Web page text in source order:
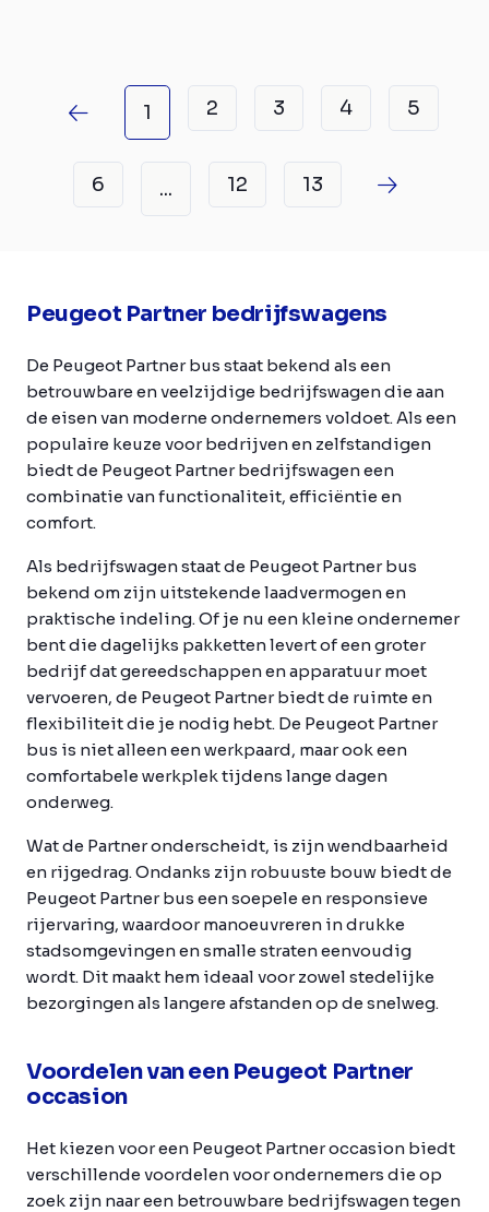
1 2 3 4 5
6 ... 12 13
Peugeot Partner bedrijfswagens
De Peugeot Partner bus staat bekend als een
betrouwbare en veelzijdige bedrijfswagen die aan
de eisen van moderne ondernemers voldoet. Als een
populaire keuze voor bedrijven en zelfstandigen
biedt de Peugeot Partner bedrijfswagen een
combinatie van functionaliteit, efficiëntie en
comfort.
Als bedrijfswagen staat de Peugeot Partner bus
bekend om zijn uitstekende laadvermogen en
praktische indeling. Of je nu een kleine ondernemer
bent die dagelijks pakketten levert of een groter
bedrijf dat gereedschappen en apparatuur moet
vervoeren, de Peugeot Partner biedt de ruimte en
flexibiliteit die je nodig hebt. De Peugeot Partner
bus is niet alleen een werkpaard, maar ook een
comfortabele werkplek tijdens lange dagen
onderweg.
Wat de Partner onderscheidt, is zijn wendbaarheid
en rijgedrag. Ondanks zijn robuuste bouw biedt de
Peugeot Partner bus een soepele en responsieve
rijervaring, waardoor manoeuvreren in drukke
stadsomgevingen en smalle straten eenvoudig
wordt. Dit maakt hem ideaal voor zowel stedelijke
bezorgingen als langere afstanden op de snelweg.
Voordelen van een Peugeot Partner
occasion
Het kiezen voor een Peugeot Partner occasion biedt
verschillende voordelen voor ondernemers die op
zoek zijn naar een betrouwbare bedrijfswagen tegen